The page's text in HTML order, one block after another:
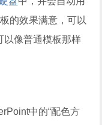
的效果满意，可以
以像普通模板那样
中的“配色方